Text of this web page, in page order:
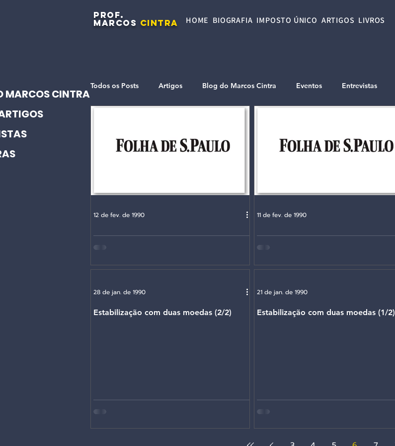
PROF.
MARCOS CINTRA HOME BIOGRAFIA IMPOSTO ÚNICO ARTIGOS LIVROS
MARCOS CINTRA
Todos os Posts Artigos Blog do Marcos Cintra Eventos Entrevistas
O "falso" milagre do Imposto Único
12 de fev. de 1990
O vale-tudo e a contração
11 de fev. de 1990
Estabilização com duas moedas (2/2)
28 de jan. de 1990
Estabilização com duas moedas (1/2)
21 de jan. de 1990